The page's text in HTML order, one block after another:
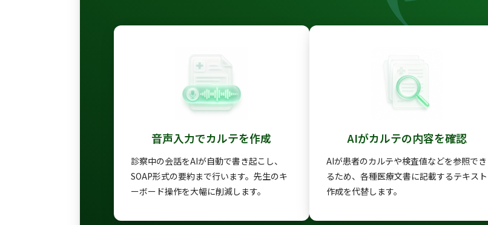
音声入力でカルテを作成
診察中の会話をAIが自動で書き起こし、
SOAP形式の要約まで行います。先生のキ
ーボード操作を大幅に削減します。
AIがカルテの内容を確認
AIが患者のカルテや検査値などを参照でき
るため、各種医療文書に記載するテキスト
作成を代替します。